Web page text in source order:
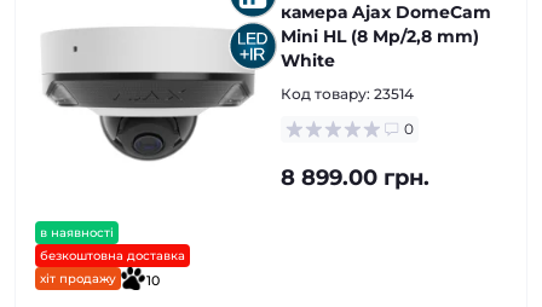
в наявності
безкоштовна доставка
хіт продажу
10
камера Ajax DomeCam
Mini HL (8 Mp/2,8 mm)
White
Код товару: 23514
0
8 899.00 грн.